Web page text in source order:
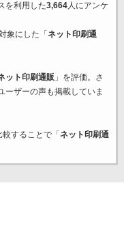
を利用した3,664人にアンケ
象にした「 ネット印刷通
ット印刷通販 」を評価。さ
ーザーの声も掲載していま
することで「 ネット印刷通